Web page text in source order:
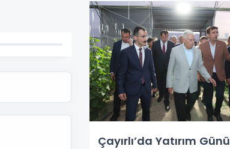
Çayırlı’da Yatırım Günü